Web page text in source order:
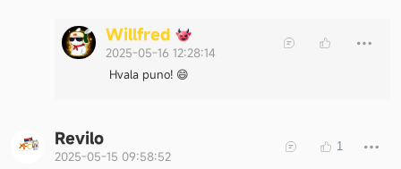
Willfred
2025-05-16 12:28:14
Hvala puno! 😄
Revilo
2025-05-15 09:58:52
1